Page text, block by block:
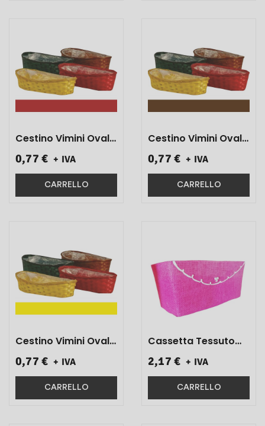
Cestino Vimini Ovale
0,77 € + IVA
CARRELLO
Cestino Vimini Ovale
Pz}
0,77 € + IVA
CARRELLO
Cestino Vimini Ovale
0,77 € + IVA
CARRELLO
Cassetta Tessuto
Rettangolare Fuxia
30x14x14 1 Pz}
2,17 € + IVA
CARRELLO